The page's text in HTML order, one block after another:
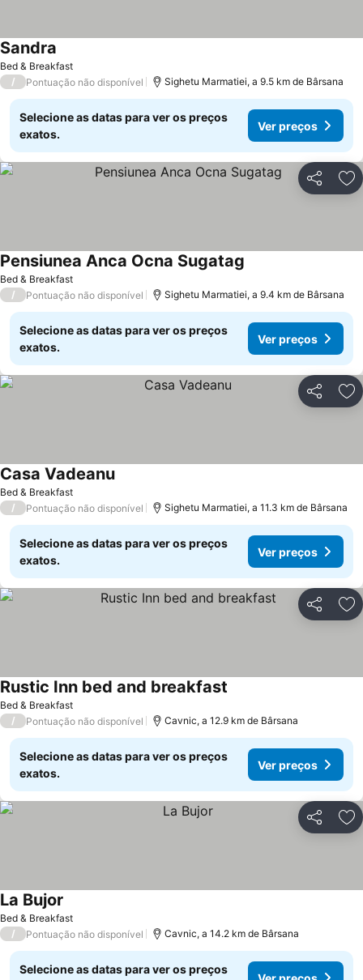
Bed & Breakfast
Sandra
/ Pontuação não disponível Sighetu Marmatiei, a 9.5 km de Bârsana
Selecione as datas para ver os preços
exatos.
Ver preços
Partilhar
Bed & Breakfast
Pensiunea Anca Ocna Sugatag
/ Pontuação não disponível Sighetu Marmatiei, a 9.4 km de Bârsana
Selecione as datas para ver os preços
exatos.
Ver preços
Partilhar
Bed & Breakfast
Casa Vadeanu
/ Pontuação não disponível Sighetu Marmatiei, a 11.3 km de Bârsana
Selecione as datas para ver os preços
exatos.
Ver preços
Partilhar
Bed & Breakfast
Rustic Inn bed and breakfast
/ Pontuação não disponível Cavnic, a 12.9 km de Bârsana
Selecione as datas para ver os preços
exatos.
Ver preços
Partilhar
Bed & Breakfast
La Bujor
/ Pontuação não disponível Cavnic, a 14.2 km de Bârsana
Selecione as datas para ver os preços